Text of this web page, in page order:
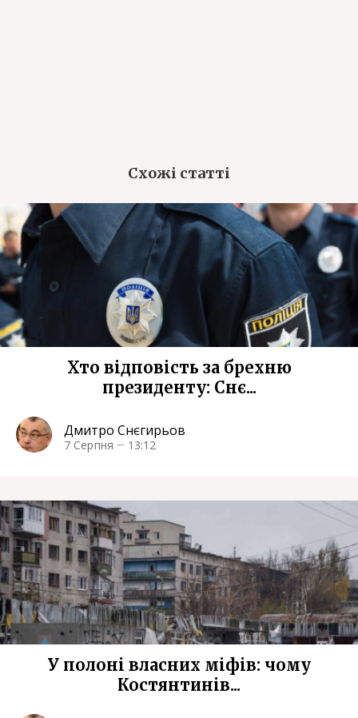
Схожі статті
Хто відповість за брехню
президенту: Снє...
Дмитро Снєгирьов
7 Серпня 13:12
У полоні власних міфів: чому
Костянтинів...